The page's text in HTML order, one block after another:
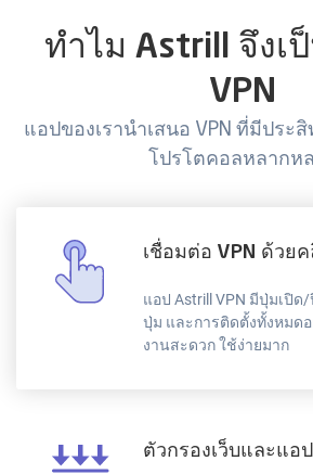
ทำไม Astrill จึงเ
VPN
แอปของเรานำเสนอ VPN ที่มีประ
โปรโตคอลหลากห
เชื่อมต่อ VPN ด้วยค
แอป Astrill VPN มีปุ่มเปิ
ปุ่ม และการติดตั้งทั้งหมด
งานสะดวก ใช้ง่ายมาก
ตัวกรองเว็บและแอป